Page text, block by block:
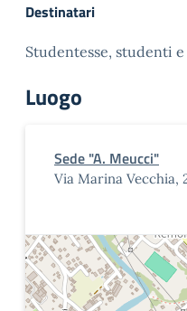
Destinatari
Studentesse, studenti
Luogo
Sede "A. Meucci"
Via Marina Vecchia,